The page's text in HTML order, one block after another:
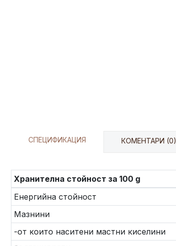
СПЕЦИФИКАЦИЯ КОМЕНТАРИ (0)
Хранителна стойност за 100 g
Енергийна стойност
Мазнини
-от които наситени мастни киселини